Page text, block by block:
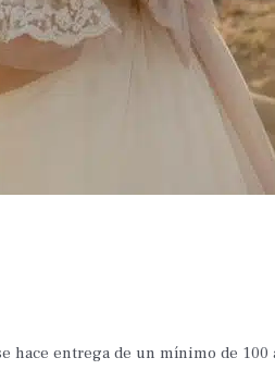
hace entrega de un mínimo de